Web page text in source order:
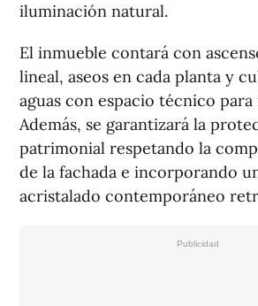
iluminación natural.
El inmueble contará con
lineal, aseos en cada planta y
aguas con espacio técnico para
Además, se garantizará la
patrimonial respetando la
de la fachada e incorporando
acristalado contemporáneo